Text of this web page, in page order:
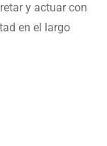
y actuar con
en el largo